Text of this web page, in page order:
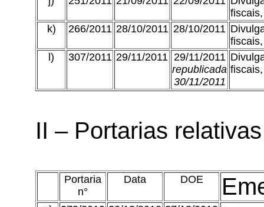
k)
266/2011 28/10/2011 28/10/2011
l)
307/2011 29/11/2011 29/11/2011
republicada
30/11/2011
II – Portarias
Portaria
n°
Data DOE